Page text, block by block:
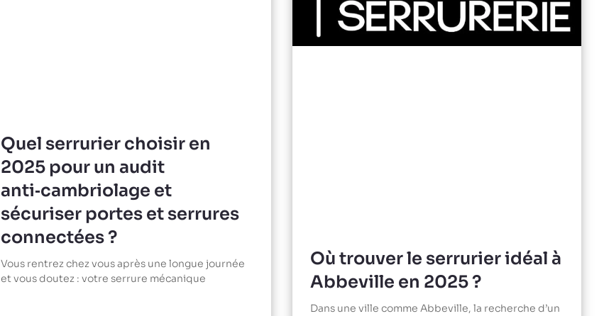
Quel serrurier choisir en
2025 pour un audit
anti‑cambriolage et
sécuriser portes et serrures
connectées ?
Vous rentrez chez vous après une longue journée
et vous doutez : votre serrure mécanique
Où trouver le serrurier idéal à
Abbeville en 2025 ?
Dans une ville comme Abbeville, la recherche d’un